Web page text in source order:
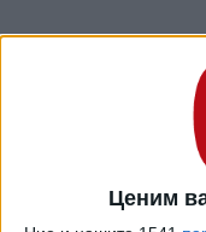
Ценим
След няколко